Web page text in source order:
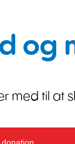
og
til at